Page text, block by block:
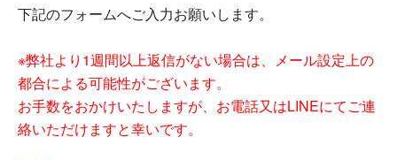
下記のフォームへご入力お願いします。
※弊社より1週間以上返信がない場合は、メール設定上の
都合による可能性がございます。
お手数をおかけいたしますが、お電話又はLINEにてご連
絡いただけますと幸いです。